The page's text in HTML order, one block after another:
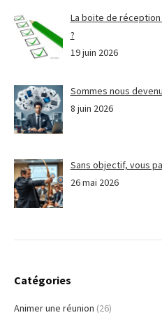
La boite de
?
19 juin 2026
Sommes nous
8 juin 2026
Sans objectif, vous
26 mai 2026
Catégories
Animer une réunion (26)